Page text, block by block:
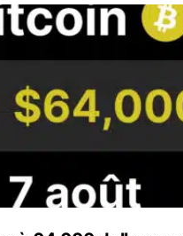
64 000 dollars pendant